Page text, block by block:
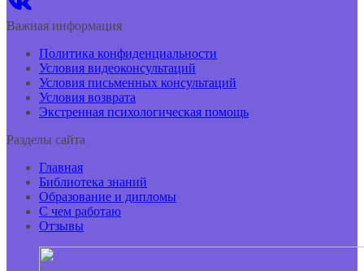
Важная информация
Политика конфиденциальности
Условия видеоконсультаций
Условия письменных консультаций
Условия возврата
Экстренная психологическая помощь
Разделы сайта
Главная
Библиотека знаний
Образование и дипломы
С чем работаю
Отзывы